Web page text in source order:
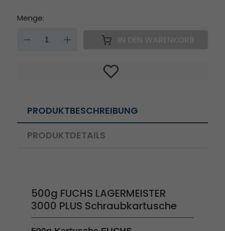
Menge:
DOWN
PRODUKTBESCHREIBUNG
PRODUKTDETAILS
500g FUCHS LAGERMEISTER
3000 PLUS Schraubkartusche